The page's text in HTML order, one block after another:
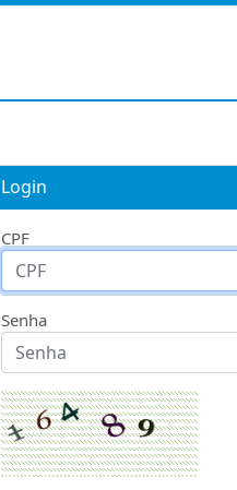
Login
CPF
Senha